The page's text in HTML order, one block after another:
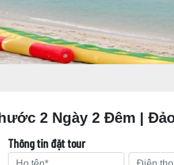
2 Ngày 2 Đêm |
Thông tin đặt tour